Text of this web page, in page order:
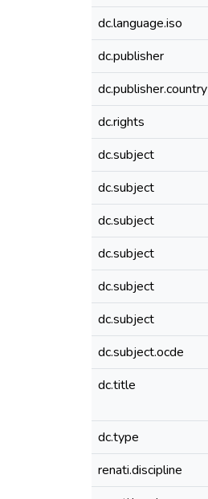
dc.language.iso
dc.publisher
dc.publisher.country
dc.rights
dc.subject
dc.subject
dc.subject
dc.subject
dc.subject
dc.subject
dc.subject.ocde
dc.title
dc.type
renati.discipline